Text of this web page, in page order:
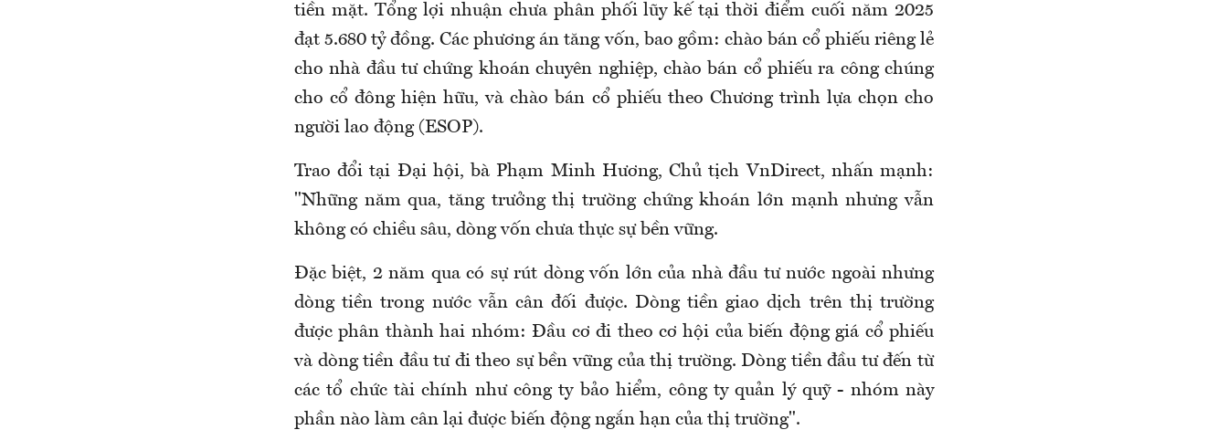
tiền mặt. Tổng lợi nhuận chưa phân phối lũy kế tại thời điểm cuối năm 2025
đạt 5.680 tỷ đồng. Các phương án tăng vốn, bao gồm: chào bán cổ phiếu riêng lẻ
cho nhà đầu tư chứng khoán chuyên nghiệp, chào bán cổ phiếu ra công chúng
cho cổ đông hiện hữu, và chào bán cổ phiếu theo Chương trình lựa chọn cho
người lao động (ESOP).
Trao đổi tại Đại hội, bà Phạm Minh Hương, Chủ tịch VnDirect, nhấn mạnh:
"Những năm qua, tăng trưởng thị trường chứng khoán lớn mạnh nhưng vẫn
không có chiều sâu, dòng vốn chưa thực sự bền vững.
Đặc biệt, 2 năm qua có sự rút dòng vốn lớn của nhà đầu tư nước ngoài nhưng
dòng tiền trong nước vẫn cân đối được. Dòng tiền giao dịch trên thị trường
được phân thành hai nhóm: Đầu cơ đi theo cơ hội của biến động giá cổ phiếu
và dòng tiền đầu tư đi theo sự bền vững của thị trường. Dòng tiền đầu tư đến từ
các tổ chức tài chính như công ty bảo hiểm, công ty quản lý quỹ - nhóm này
phần nào làm cân lại được biến động ngắn hạn của thị trường".